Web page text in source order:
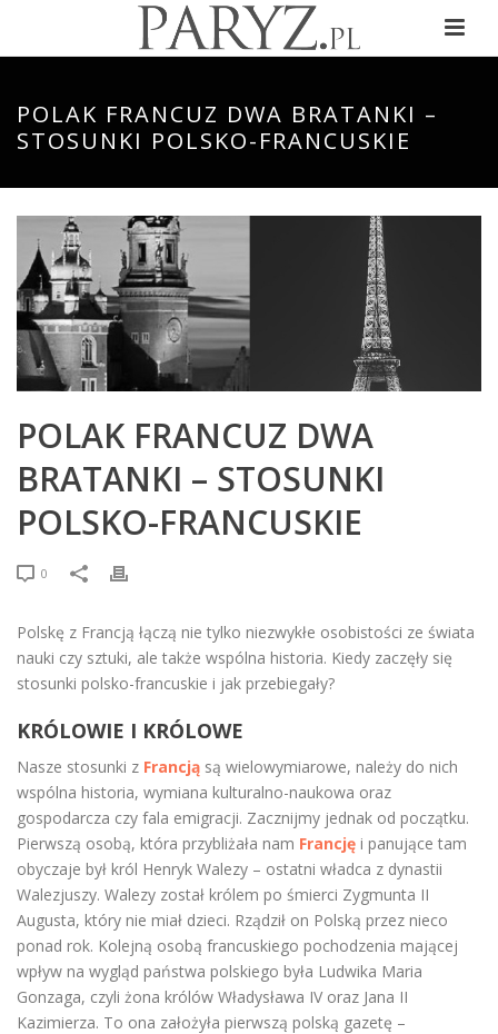
POLAK FRANCUZ DWA BRATANKI –
STOSUNKI POLSKO-FRANCUSKIE
POLAK FRANCUZ DWA
BRATANKI – STOSUNKI
POLSKO-FRANCUSKIE
0
Polskę z Francją łączą nie tylko niezwykłe osobistości ze świata
nauki czy sztuki, ale także wspólna historia. Kiedy zaczęły się
stosunki polsko-francuskie i jak przebiegały?
KRÓLOWIE I KRÓLOWE
Nasze stosunki z Francją są wielowymiarowe, należy do nich
wspólna historia, wymiana kulturalno-naukowa oraz
gospodarcza czy fala emigracji. Zacznijmy jednak od początku.
Pierwszą osobą, która przybliżała nam Francję i panujące tam
obyczaje był król Henryk Walezy – ostatni władca z dynastii
Walezjuszy. Walezy został królem po śmierci Zygmunta II
Augusta, który nie miał dzieci. Rządził on Polską przez nieco
ponad rok. Kolejną osobą francuskiego pochodzenia mającej
wpływ na wygląd państwa polskiego była Ludwika Maria
Gonzaga, czyli żona królów Władysława IV oraz Jana II
Kazimierza. To ona założyła pierwszą polską gazetę –